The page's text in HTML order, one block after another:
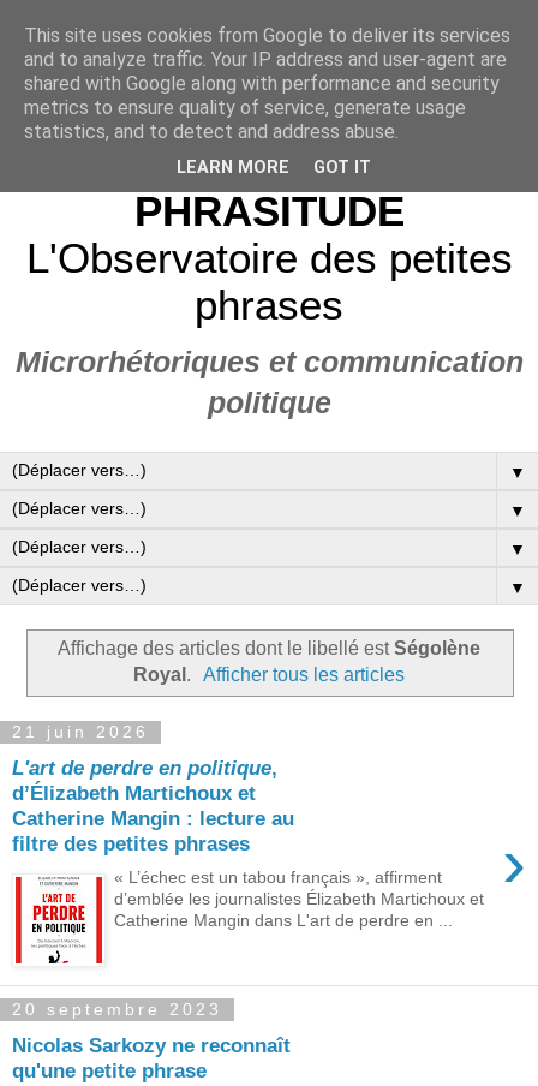
PHRASITUDE
L'Observatoire des petites
phrases
Microrhétoriques et communication
politique
▼
▼
▼
▼
Affichage des articles dont le libellé estSégolène
Royal . Afficher tous les articles
21 juin 2026
L'art de perdre en politique,
d’Élizabeth Martichoux et
Catherine Mangin : lecture au
filtre des petites phrases
›
« L’échec est un tabou français », affirment
d’emblée les journalistes Élizabeth Martichoux et
Catherine Mangin dans L'art de perdre en ...
20 septembre 2023
Nicolas Sarkozy ne reconnaît
qu'une petite phrase
This site uses cookies from Google to deliver its services
and to analyze traffic. Your IP address and user-agent are
shared with Google along with performance and security
metrics to ensure quality of service, generate usage
statistics, and to detect and address abuse.
LEARN MORE GOT IT